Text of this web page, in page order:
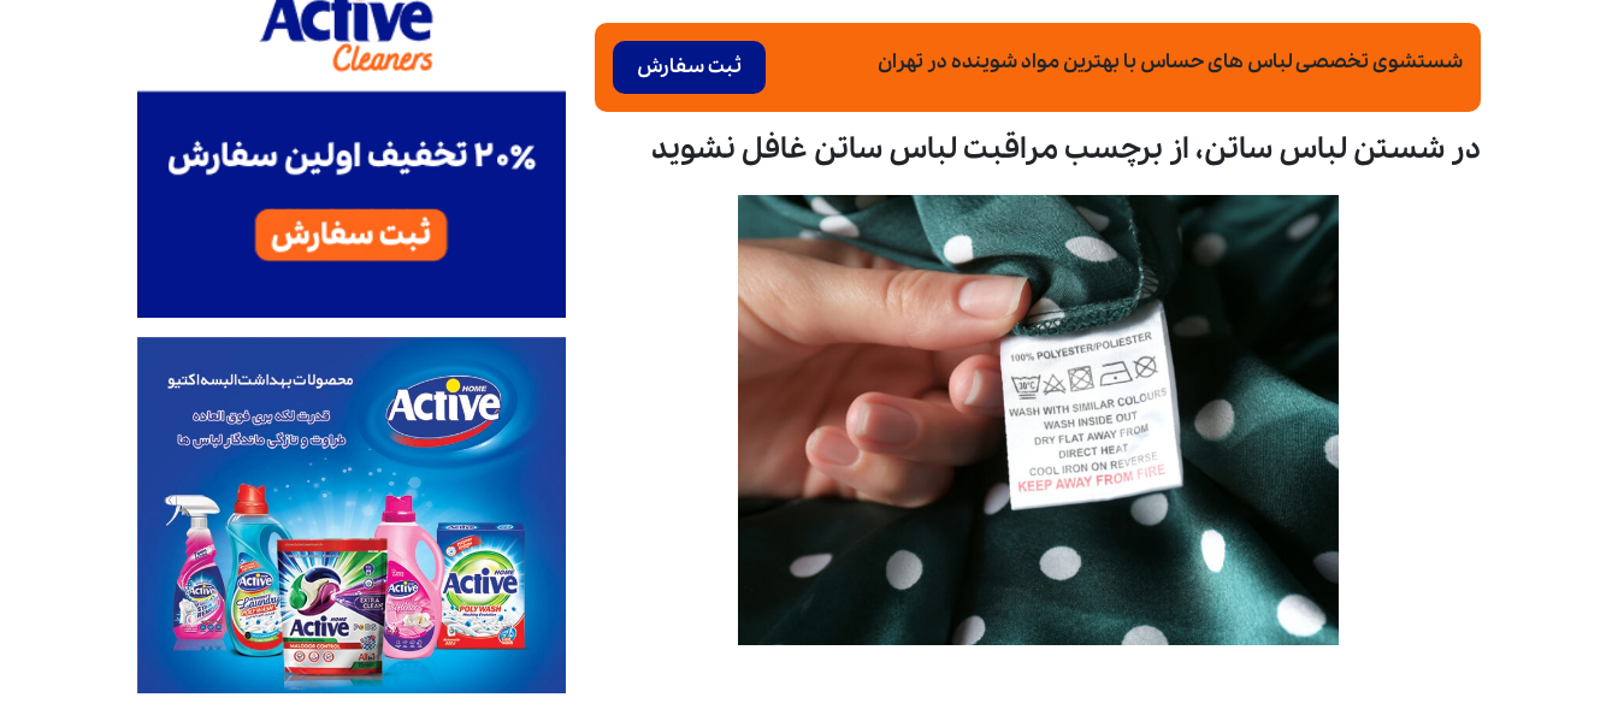
شستشوی تخصصی لباس های حساس با بهترین مواد شوینده در تهران ثبت سفارش
در شستن لباس ساتن، از برچسب مراقبت لباس ساتن غافل نشوید